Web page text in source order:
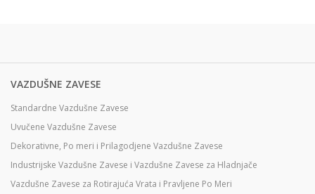
VAZDUŠNE ZAVESE
Standardne Vazdušne Zavese
Uvučene Vazdušne Zavese
Dekorativne, Po meri i Prilagodjene Vazdušne Zavese
Industrijske Vazdušne Zavese i Vazdušne Zavese za Hladnjače
Vazdušne Zavese za Rotirajuća Vrata i Pravljene Po Meri